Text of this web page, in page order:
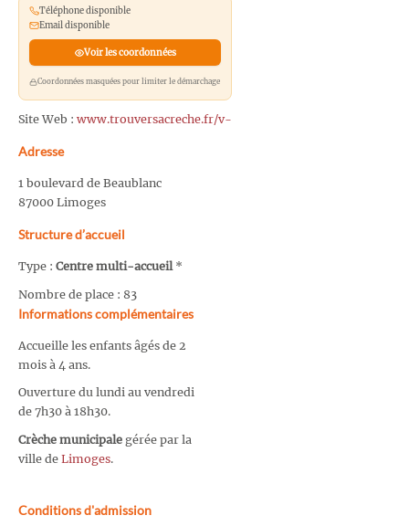
Téléphone disponible
Email disponible
Voir les coordonnées
Coordonnées masquées pour limiter le démarchage
Site Web : www.trouversacreche.fr/v-
Adresse
1 boulevard de Beaublanc
87000 Limoges
Structure d’accueil
Type : Centre multi-accueil*
Nombre de place : 83
Informations complémentaires
Accueille les enfants âgés de 2
mois à 4 ans.
Ouverture du lundi au vendredi
de 7h30 à 18h30.
Crèche municipale gérée par la
ville de Limoges.
Conditions d'admission